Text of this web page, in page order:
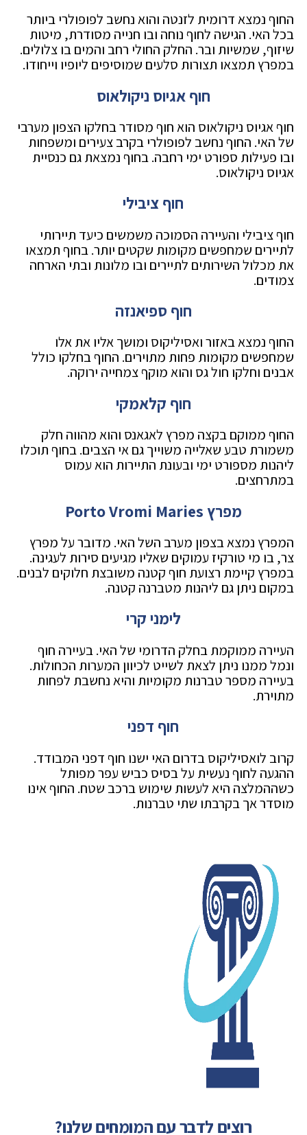
החוף נמצא דרומית לזנטה והוא נחשב לפופולרי ביותר
בכל האי. הגישה לחוף נוחה ובו חנייה מסודרת, מיטות
שיזוף, שמשיות ובר. החלק החולי רחב והמים בו צלולים.
במפרץ תמצאו תצורות סלעים שמוסיפים ליופיו וייחודו.
חוף אגיוס ניקולאוס
חוף אגיוס ניקולאוס הוא חוף מסודר בחלקו הצפון מערבי
של האי. החוף נחשב לפופולרי בקרב צעירים ומשפחות
ובו פעילות ספורט ימי רחבה. בחוף נמצאת גם כנסיית
אגיוס ניקולאוס.
חוף ציבילי
חוף ציבילי והעיירה הסמוכה משמשים כיעד תיירותי
לתיירים שמחפשים מקומות שקטים יותר. בחוף תמצאו
את מכלול השירותים לתיירים ובו מלונות ובתי הארחה
צמודים.
חוף ספיאנזה
החוף נמצא באזור ואסיליקוס ומושך אליו את אלו
שמחפשים מקומות פחות מתוירים. החוף בחלקו כולל
אבנים וחלקו חול גס והוא מוקף צמחייה ירוקה.
חוף קלאמקי
החוף ממוקם בקצה מפרץ לאגאנס והוא מהווה חלק
משמורת טבע שאלייה משוייך גם אי הצבים. בחוף תוכלו
ליהנות מספורט ימי ובעונת התיירות הוא עמוס
במתרחצים.
מפרץ Porto Vromi Maries
המפרץ נמצא בצפון מערב השל האי. מדובר על מפרץ
צר, בו מי טורקיז עמוקים שאליו מגיעים סירות לעגינה.
במפרץ קיימת רצועת חוף קטנה משובצת חלוקים לבנים.
במקום ניתן גם ליהנות מטברנה קטנה.
לימני קרי
העיירה ממוקמת בחלק הדרומי של האי. בעיירה חוף
ונמל ממנו ניתן לצאת לשייט לכיוון המערות הכחולות.
בעיירה מספר טברנות מקומיות והיא נחשבת לפחות
מתוירת.
חוף דפני
קרוב לואסיליקוס בדרום האי ישנו חוף דפני המבודד.
ההגעה לחוף נעשית על בסיס כביש עפר מפותל
כשההמלצה היא לעשות שימוש ברכב שטח. החוף אינו
מוסדר אך בקרבתו שתי טברנות.
רוצים לדבר עם המומחים שלנו?